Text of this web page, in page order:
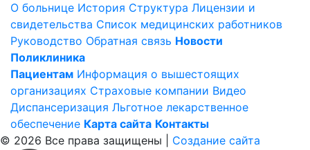
О больнице История Структура Лицензии и
свидетельства Список медицинских работников
Руководство Обратная связь Новости
Поликлиника
Пациентам Информация о вышестоящих
организациях Страховые компании Видео
Диспансеризация Льготное лекарственное
обеспечение Карта сайта Контакты
© 2026 Все права защищены | Создание сайта